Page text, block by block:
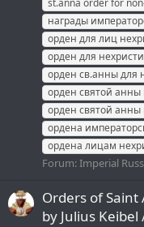
награды
орден для лиц
орден для
орден св.анны для
орден святой анны
орден святой анны
ордена
ордена лицам
Forum:Imperial
Orders of
by Julius Keibel